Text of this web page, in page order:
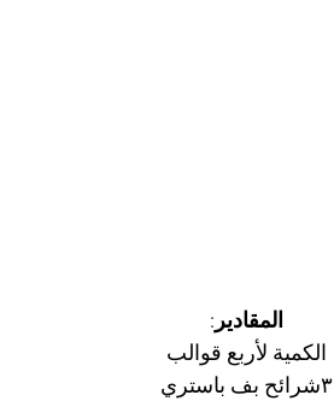
المقادير :
الكمية لأربع قوالب
٣شرائح بف باستري